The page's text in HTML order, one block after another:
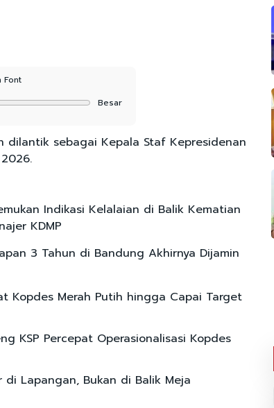
Font
Besar
dilantik sebagai Kepala Staf Kepresidenan
Indikasi Kelalaian di Balik Kematian
KDMP
3 Tahun di Bandung Akhirnya Dijamin
Kopdes Merah Putih hingga Capai Target
KSP Percepat Operasionalisasi Kopdes
di Lapangan, Bukan di Balik Meja